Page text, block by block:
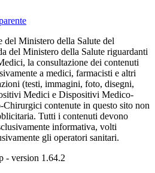
del Ministero della Salute del
del Ministero della Salute riguardanti
la consultazione dei contenuti
a medici, farmacisti e altri
(testi, immagini, foto, disegni,
Medici e Dispositivi Medico-
contenute in questo sito non
Tutti i contenuti devono
informativa, volti
gli operatori sanitari.
- version 1.64.2